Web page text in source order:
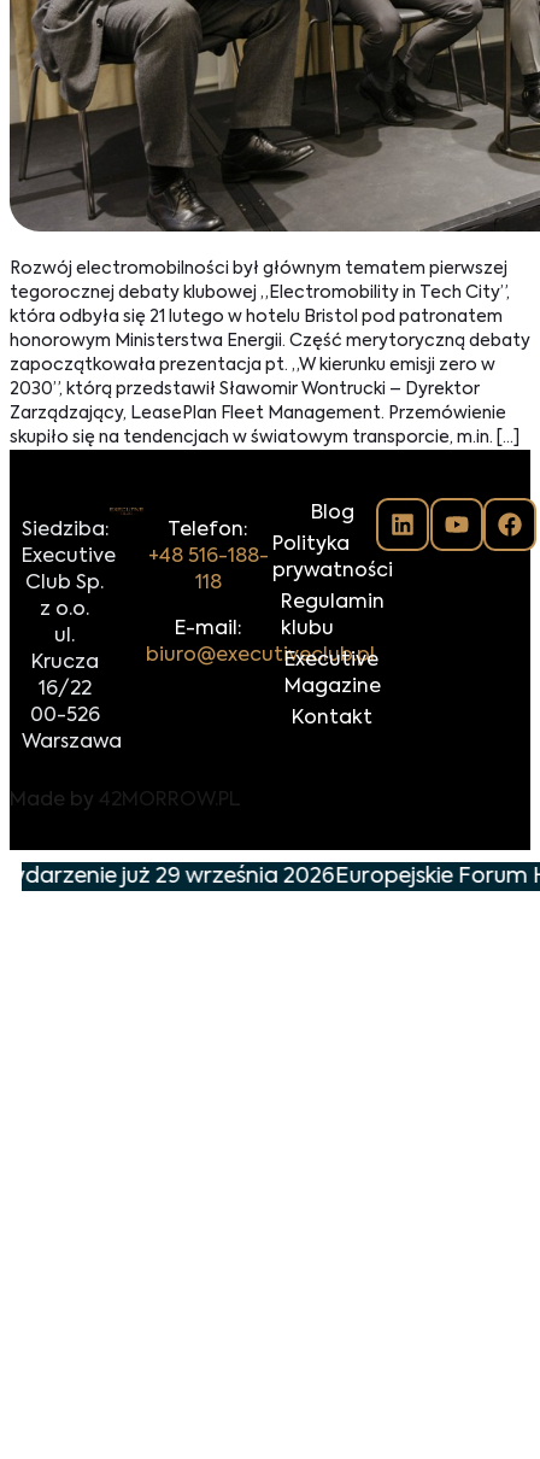
Rozwój electromobilności był głównym tematem pierwszej
tegorocznej debaty klubowej „Electromobility in Tech City”,
która odbyła się 21 lutego w hotelu Bristol pod patronatem
honorowym Ministerstwa Energii. Część merytoryczną debaty
zapoczątkowała prezentacja pt. „W kierunku emisji zero w
2030”, którą przedstawił Sławomir Wontrucki – Dyrektor
Zarządzający, LeasePlan Fleet Management. Przemówienie
skupiło się na tendencjach w światowym transporcie, m.in. […]
Siedziba:
Executive
Club Sp.
z o.o.
ul.
Krucza
16/22
00-526
Warszawa
Telefon:
+48 516-188-
118
E-mail:
biuro@executiveclub.pl
Blog
Polityka
prywatności
Regulamin
klubu
Executive
Magazine
Kontakt
Made by 42MORROW.PL
już 29 września 2026Europejskie Forum